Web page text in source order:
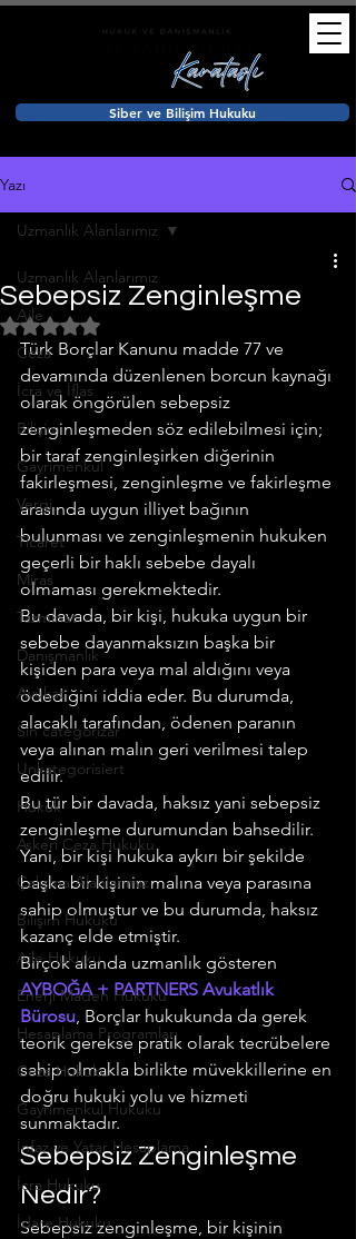
Siber ve Bilişim Hukuku
Yazı
Uzmanlık Alanlarımız
Aile
Ceza
İcra ve İflas
Bilişim
Gayrimenkul
Vergi
Ticaret
Miras
Tazminat
Danışmanlık
Avukat
Sin categorizar
Unkategorisiert
Hukuk
Askeri Ceza Hukuku
Çalışma Alanlarımız
Bilişim Hukuku
Aile Hukuku
Enerji Maden Hukuku
Hesaplama Programları
Ceza Hukuku
Gayrimenkul Hukuku
İnfaz ve Yatar Hesaplama
İcra Hukuku
İdare Hukuku
Uzmanlık Alanlarımız
Sebepsiz Zenginleşme
5 üzerinden NaN yıldız
Türk Borçlar Kanunu madde 77 ve
devamında düzenlenen borcun kaynağı
olarak öngörülen sebepsiz
zenginleşmeden söz edilebilmesi için;
bir taraf zenginleşirken diğerinin
fakirleşmesi, zenginleşme ve fakirleşme
arasında uygun illiyet bağının
bulunması ve zenginleşmenin hukuken
geçerli bir haklı sebebe dayalı
olmaması gerekmektedir.
Bu davada, bir kişi, hukuka uygun bir
sebebe dayanmaksızın başka bir
kişiden para veya mal aldığını veya
ödediğini iddia eder. Bu durumda,
alacaklı tarafından, ödenen paranın
veya alınan malın geri verilmesi talep
edilir.
Bu tür bir davada, haksız yani sebepsiz
zenginleşme durumundan bahsedilir.
Yani, bir kişi hukuka aykırı bir şekilde
başka bir kişinin malına veya parasına
sahip olmuştur ve bu durumda, haksız
kazanç elde etmiştir.
Birçok alanda uzmanlık gösteren
AYBOĞA + PARTNERS Avukatlık
Bürosu, Borçlar hukukunda da gerek
teorik gerekse pratik olarak tecrübelere
sahip olmakla birlikte müvekkillerine en
doğru hukuki yolu ve hizmeti
sunmaktadır.
Sebepsiz Zenginleşme
Nedir?
Sebepsiz zenginleşme, bir kişinin